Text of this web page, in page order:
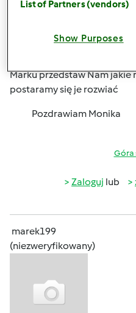
Marku przedstaw Nam jakie
postaramy się je rozwiać
Pozdrawiam Monika
Góra
Zaloguj lub
marek199
(niezweryfikowany)
List of Partners (vendors)
Show Purposes